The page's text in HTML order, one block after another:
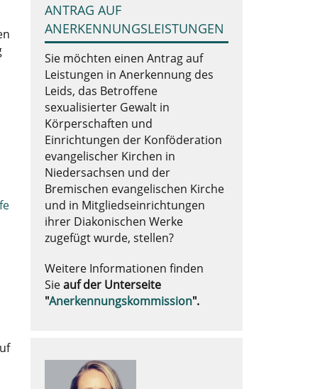
ANTRAG AUF
ANERKENNUNGSLEISTUNGEN
Sie möchten einen Antrag auf
Leistungen in Anerkennung des
Leids, das Betroffene
sexualisierter Gewalt in
Körperschaften und
Einrichtungen der Konföderation
evangelischer Kirchen in
Niedersachsen und der
Bremischen evangelischen Kirche
und in Mitgliedseinrichtungen
ihrer Diakonischen Werke
zugefügt wurde, stellen?
Weitere Informationen finden
Sieauf der Unterseite
"Anerkennungskommission".